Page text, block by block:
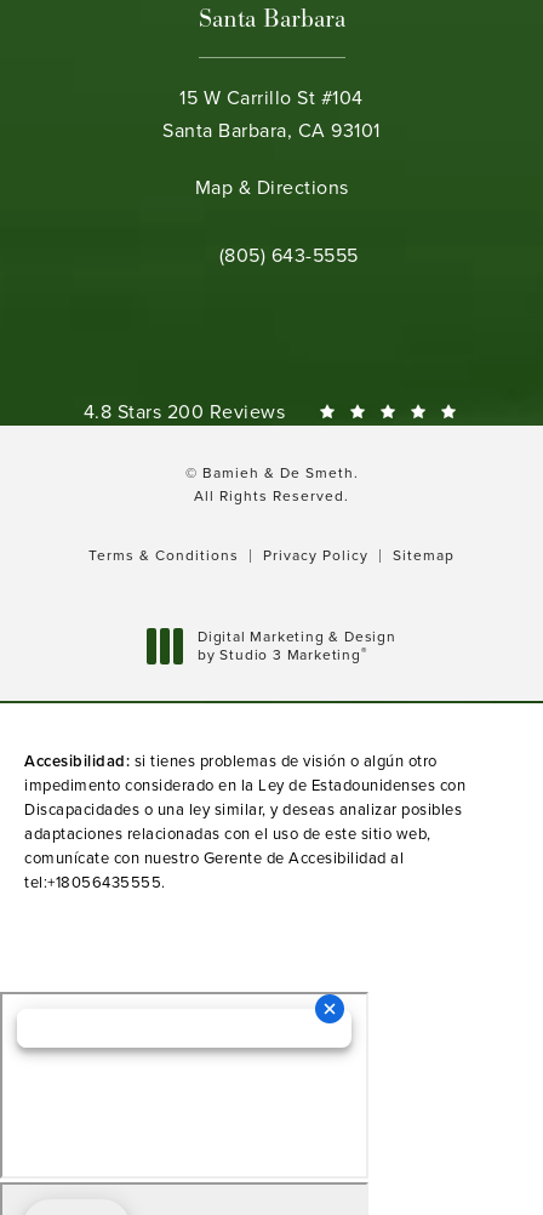
Santa Barbara
15 W Carrillo St #104
Santa Barbara, CA 93101
(opens in a new tab)
Map & Directions
Call Bamieh & De Smeth on the phone
(805) 643-5555
Bamieh & De Smeth reviews:
4.8 Stars 200 Reviews
© Bamieh & De Smeth.
All Rights Reserved.
Terms & Conditions Privacy Policy Sitemap
Digital Marketing & Design
by Studio 3 Marketing®
Accesibilidad: si tienes problemas de visión o algún otro
impedimento considerado en la Ley de Estadounidenses con
Discapacidades o una ley similar, y deseas analizar posibles
adaptaciones relacionadas con el uso de este sitio web,
comunícate con nuestro Gerente de Accesibilidad al
tel:+18056435555.